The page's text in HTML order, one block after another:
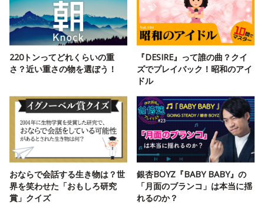
220トンってどれくらいの重
さ？近い重さの物を選ぼう！
『DESIRE』って誰の曲？クイ
ズでプレイバック！昭和のアイ
ドル
おならで会話する生き物は？世
界を笑わせた「おもしろ研究
賞」クイズ
銀杏BOYZ『BABY BABY』の
「月面のブランコ」は本当に揺
れるのか？